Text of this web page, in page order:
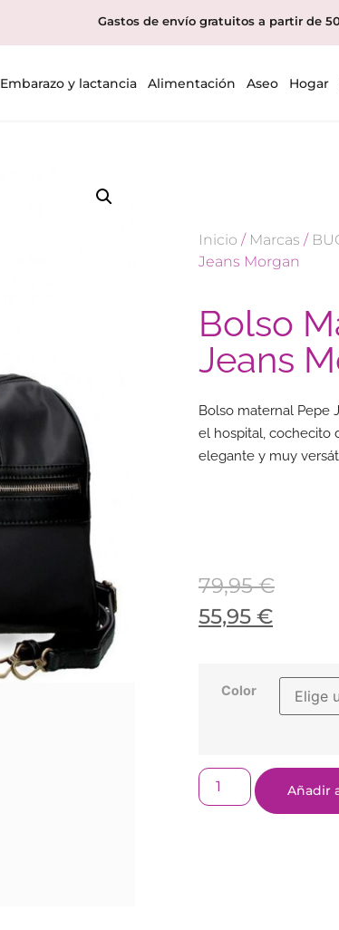
Gastos de envío gratuitos a partir de
Embarazo y lactancia Alimentación Aseo Hogar
Inicio / Marcas /
Jeans Morgan
Bolso
Jeans
Bolso maternal Pepe
el hospital, cochecito
elegante y muy
79,95€
55,95 €
Color
Añadir